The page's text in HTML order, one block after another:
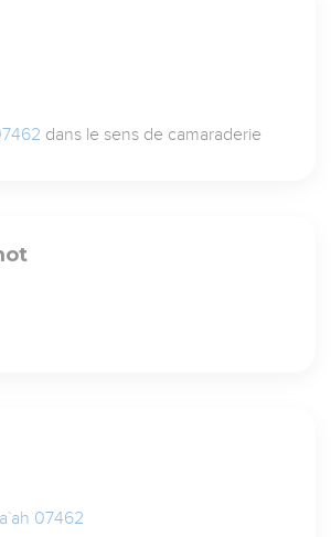
dans le sens de camaraderie
07462